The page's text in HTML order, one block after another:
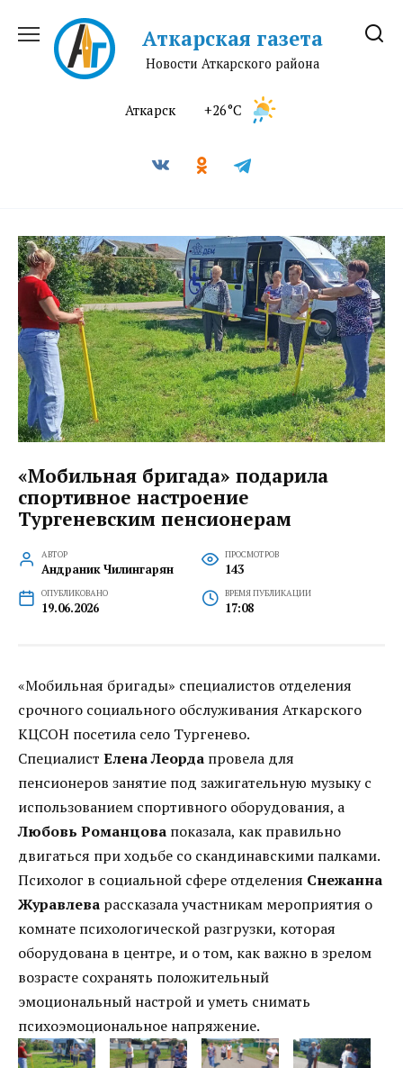
содержанию
Аткарская газета
Новости Аткарского района
Аткарск +26°C
«Мобильная бригада» подарила
спортивное настроение
Тургеневским пенсионерам
АВТОР
Андраник Чилингарян
ПРОСМОТРОВ
143
ОПУБЛИКОВАНО
19.06.2026
ВРЕМЯ ПУБЛИКАЦИИ
17:08
«Мобильная бригады» специалистов отделения
срочного социального обслуживания Аткарского
КЦСОН посетила село Тургенево.
Специалист Елена Леорда провела для
пенсионеров занятие под зажигательную музыку с
использованием спортивного оборудования, а
Любовь Романцова показала, как правильно
двигаться при ходьбе со скандинавскими палками.
Психолог в социальной сфере отделения Снежанна
Журавлева рассказала участникам мероприятия о
комнате психологической разгрузки, которая
оборудована в центре, и о том, как важно в зрелом
возрасте сохранять положительный
эмоциональный настрой и уметь снимать
психоэмоциональное напряжение.